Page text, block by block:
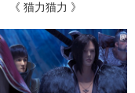
《 猫力猫力 》